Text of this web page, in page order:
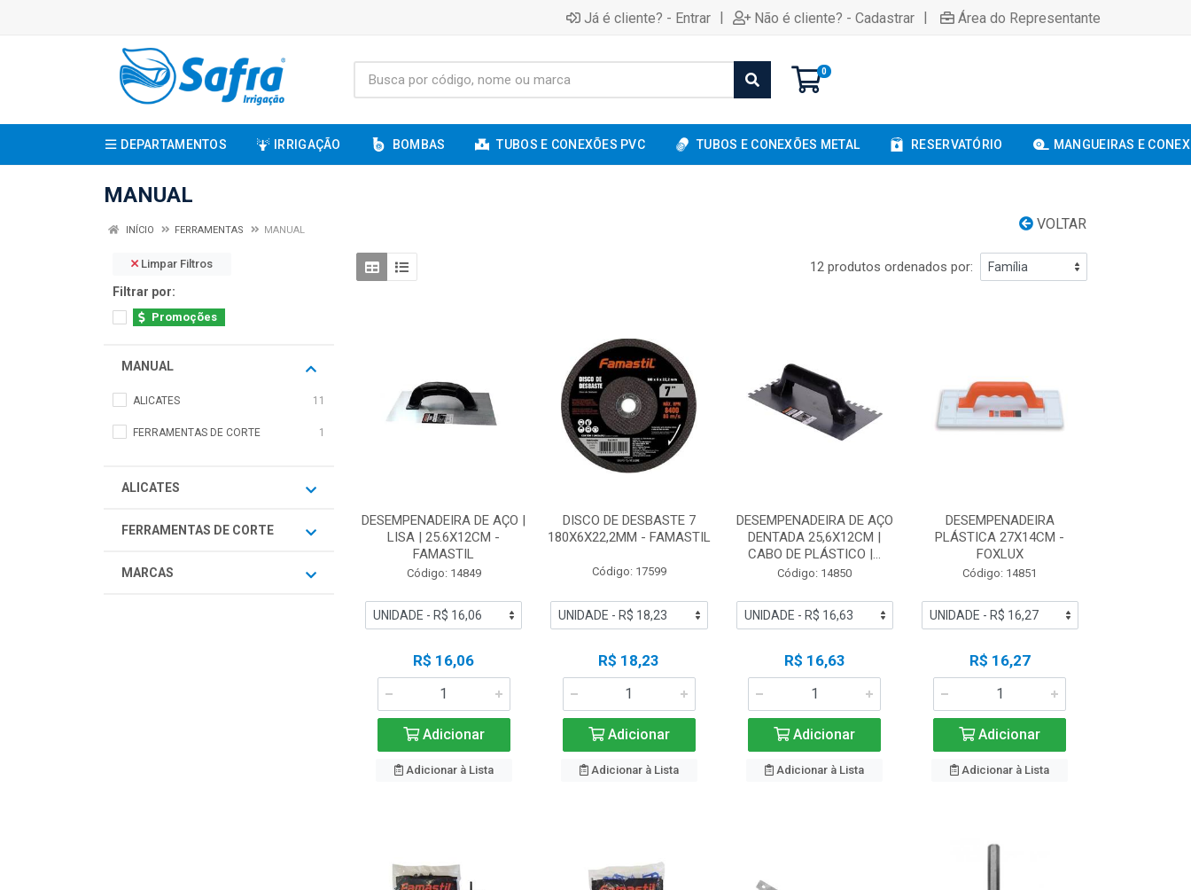
Já é cliente? - Entrar | Não é cliente? - Cadastrar | Área do Representante
0
DEPARTAMENTOS IRRIGAÇÃO BOMBAS TUBOS E CONEXÕES PVC TUBOS E CONEXÕES METAL RESERVATÓRIO MANGUEIRAS E
MANUAL
VOLTAR
INÍCIO FERRAMENTAS MANUAL
Limpar Filtros
Filtrar por:
Promoções
MANUAL
ALICATES 11
FERRAMENTAS DE CORTE 1
ALICATES
FERRAMENTAS DE CORTE
MARCAS
12 produtos ordenados por:
DESEMPENADEIRA DE AÇO |
LISA | 25.6X12CM -
FAMASTIL
Código: 14849
R$ 16,06
Adicionar
Adicionar à Lista
DISCO DE DESBASTE 7
180X6X22,2MM - FAMASTIL
Código: 17599
R$ 18,23
Adicionar
Adicionar à Lista
DESEMPENADEIRA DE AÇO
DENTADA 25,6X12CM |
CABO DE PLÁSTICO |...
Código: 14850
R$ 16,63
Adicionar
Adicionar à Lista
DESEMPENADEIRA
PLÁSTICA 27X14CM -
FOXLUX
Código: 14851
R$ 16,27
Adicionar
Adicionar à Lista